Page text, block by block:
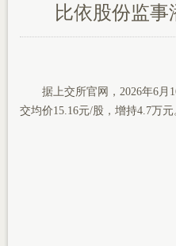
比依股份监事
据上交所官网，2026年6月
交均价15.16元/股，增持4.7万元